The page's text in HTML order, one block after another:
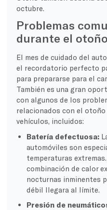
octubre.
Problemas
durante el otoño
El mes de cuidado del
el recordatorio perfecto
para prepararse para el
También es una gran
con algunos de los
relacionados con el
vehículos, incluidos:
Batería defectuosa:
automóviles son
temperaturas
combinación de calor
nocturnas inminentes
débil llegara al límite.
Presión de